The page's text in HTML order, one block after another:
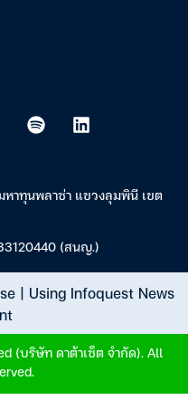
าทุนพลาซ่า แขวงลุมพินี เขต
(สนญ.)
| Using Infoquest News
(บริษัท ดาต้าเซ็ต จำกัด). All